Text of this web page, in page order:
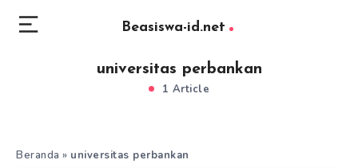
Beasiswa-id.net
universitas perbankan
1 Article
Beranda » universitas perbankan